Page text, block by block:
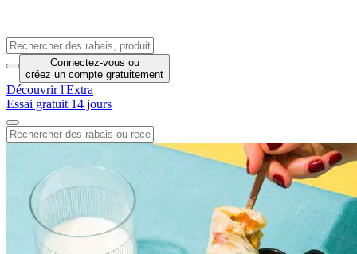
Connectez-vous ou
créez un compte gratuitement
Découvrir l'Extra
Essai gratuit 14 jours